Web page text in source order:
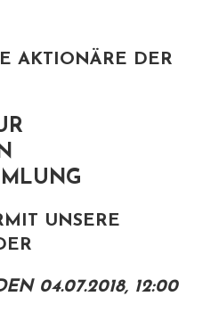
AKTIONÄRE DER
UNSERE
04.07.2018, 12:00